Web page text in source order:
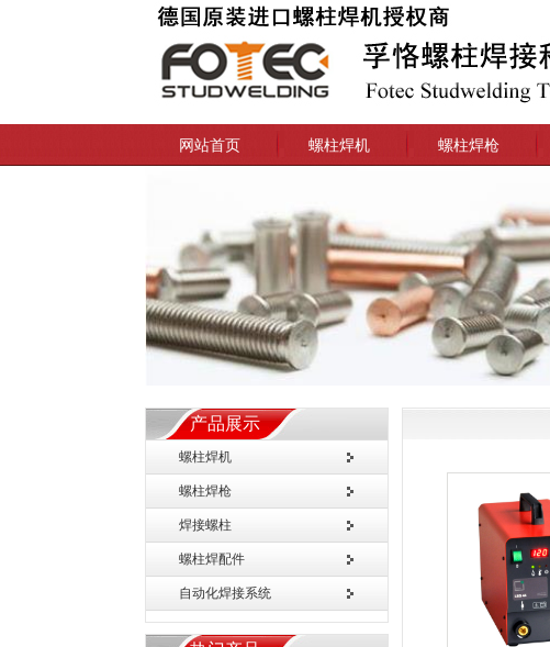
网站首页 螺柱焊机 螺柱焊枪
产品展示
螺柱焊机
螺柱焊枪
焊接螺柱
螺柱焊配件
自动化焊接系统